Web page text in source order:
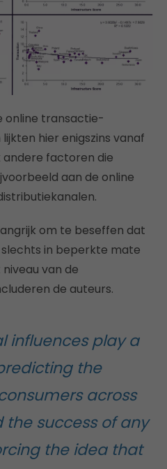
online transactie-
hier enigszins vanaf
andere factoren die
aan de online
om te beseffen dat
in beperkte mate
van de
de auteurs.
influences play a
the
across
the success of any
the idea that